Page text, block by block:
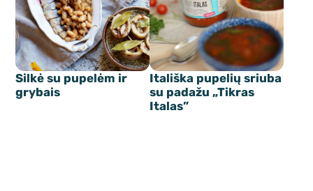
Silkė su pupelėm ir
grybais
Itališka pupelių sriuba
su padažu „Tikras
Italas”